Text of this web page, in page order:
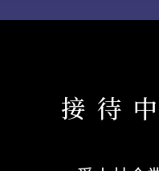
接待